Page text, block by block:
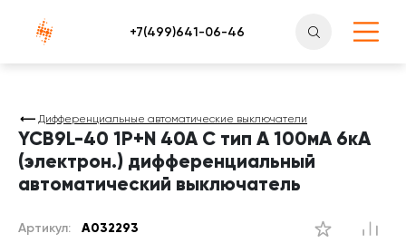
Атлантснаб
Дифференциальные автоматические выключатели
YCB9L-40 1P+N 40A C тип A 100мА 6кА
(электрон.) дифференциальный
автоматический выключатель
Артикул: A032293